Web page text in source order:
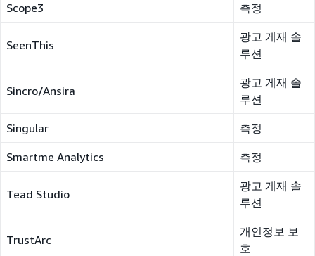
Scope3 측정
SeenThis
광고 게재 솔
루션
Sincro/Ansira
광고 게재 솔
루션
Singular 측정
Smartme Analytics 측정
Tead Studio
광고 게재 솔
루션
TrustArc
개인정보 보
호